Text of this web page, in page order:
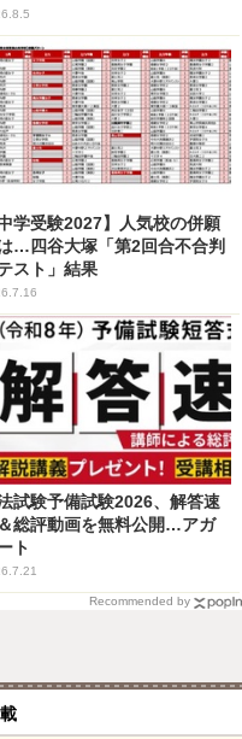
中学受験2027】人気校の併願
…四谷大塚「第2回合不合判
スト」結果
試験予備試験2026、解答速
総評動画を無料公開…アガ
ト
Recommended by